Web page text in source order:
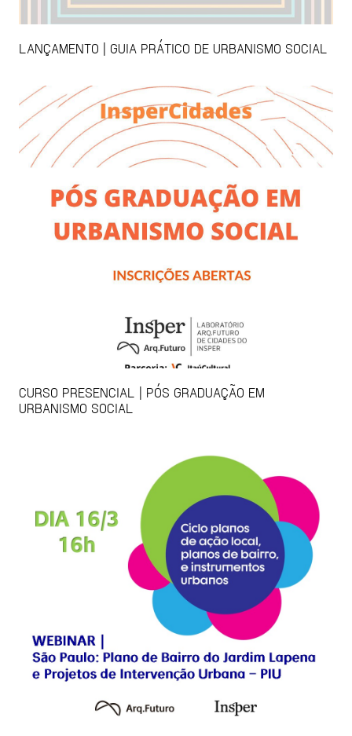
LANÇAMENTO | GUIA PRÁTICO DE URBANISMO SOCIAL
CURSO PRESENCIAL | PÓS GRADUAÇÃO EM
URBANISMO SOCIAL